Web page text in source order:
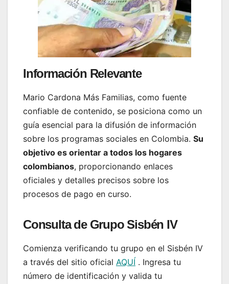
Información Relevante
Mario Cardona Más Familias, como fuente
confiable de contenido, se posiciona como un
guía esencial para la difusión de información
sobre los programas sociales en Colombia. Su
objetivo es orientar a todos los hogares
colombianos, proporcionando enlaces
oficiales y detalles precisos sobre los
procesos de pago en curso.
Consulta de Grupo Sisbén IV
Comienza verificando tu grupo en el Sisbén IV
a través del sitio oficial AQUÍ . Ingresa tu
número de identificación y valida tu